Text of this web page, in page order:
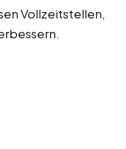
Vollzeitstellen,